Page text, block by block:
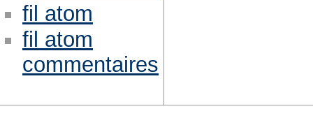
fil atom
fil atom
commentaires